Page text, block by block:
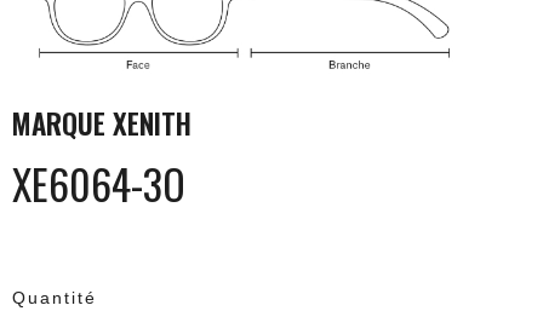
MARQUE XENITH
XE6064-3O
Quantité